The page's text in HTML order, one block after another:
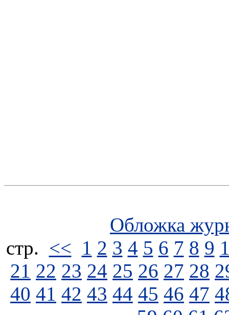
Обложка
стp. << 1 2 3 4 5 6 7 8 9
21 22 23 24 25 26 27 28
40 41 42 43 44 45 46 47